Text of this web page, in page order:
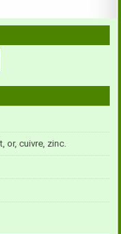
or, cuivre, zinc.